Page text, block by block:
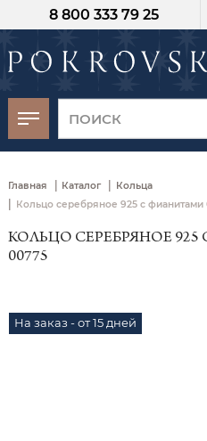
8 800 333 79 25
Главная | Каталог | Кольца
| Кольцо серебряное 925 с фианитами
КОЛЬЦО СЕРЕБРЯНОЕ 925
00775
На заказ - от 15 дней
-30%
от 15 дней с
момента оплаты